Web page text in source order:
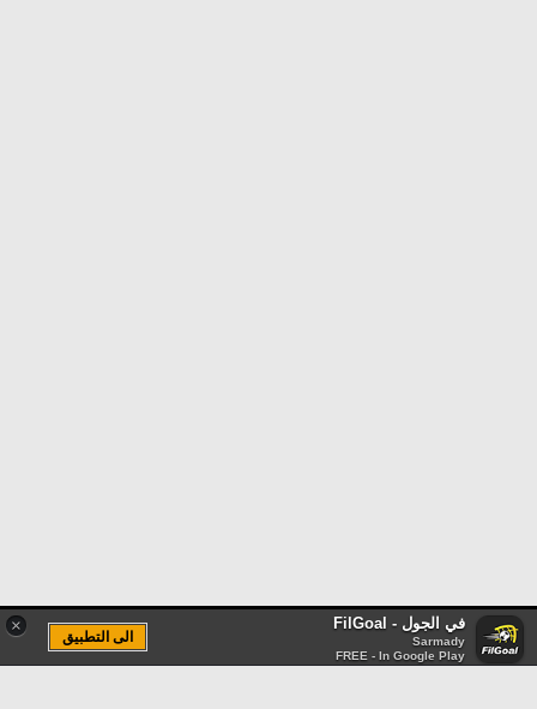
× في الجول - FilGoal
Sarmady
FREE - In Google Play
الى التطبيق